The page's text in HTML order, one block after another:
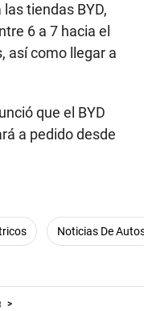
tiendas BYD,
6 a 7 hacia el
así como llegar a
que el BYD
a pedido desde
Noticias De